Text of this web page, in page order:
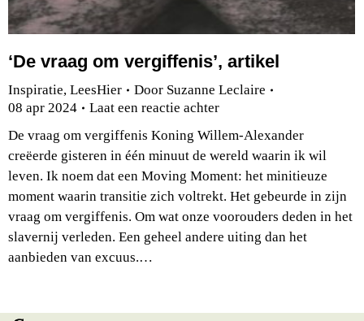
‘De vraag om vergiffenis’, artikel
Inspiratie, LeesHier Door Suzanne Leclaire
08 apr 2024
Laat een reactie achter
De vraag om vergiffenis Koning Willem-Alexander
creëerde gisteren in één minuut de wereld waarin ik wil
leven. Ik noem dat een Moving Moment: het minitieuze
moment waarin transitie zich voltrekt. Het gebeurde in zijn
vraag om vergiffenis. Om wat onze voorouders deden in het
slavernij verleden. Een geheel andere uiting dan het
aanbieden van excuus.…